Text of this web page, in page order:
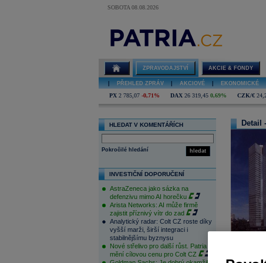
SOBOTA 08.08.2026
ZPRAVODAJSTVÍ AKCIE & FONDY
PŘEHLED ZPRÁV AKCIOVÉ EKONOMICKÉ
PX 2 785,07 -0,71% DAX 26 319,45 0,69% CZK/€
HLEDAT V KOMENTÁŘÍCH
hledat
Pokročilé hledání
INVESTIČNÍ DOPORUČENÍ
AstraZeneca jako sázka na
defenzivu mimo AI horečku
Arista Networks: AI může firmě
zajistit příznivý vítr do zad
Analytický radar: Colt CZ roste díky
vyšší marži, širší integraci i
stabilnějšímu byznysu
Nové střelivo pro další růst. Patria
mění cílovou cenu pro Colt CZ
Detail